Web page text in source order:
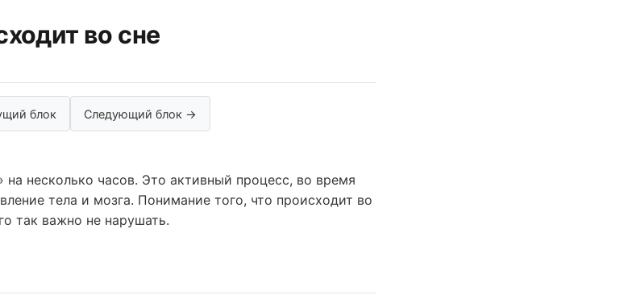
во сне
блок Следующий блок →
несколько часов. Это активный процесс, во время
тела и мозга. Понимание того, что происходит во
так важно не нарушать.